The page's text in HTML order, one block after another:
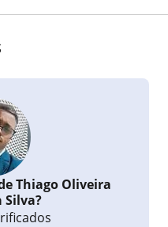
Thiago Oliveira